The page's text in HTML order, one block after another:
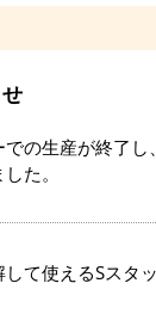
の生産が終了
た。
て使えるSスタ